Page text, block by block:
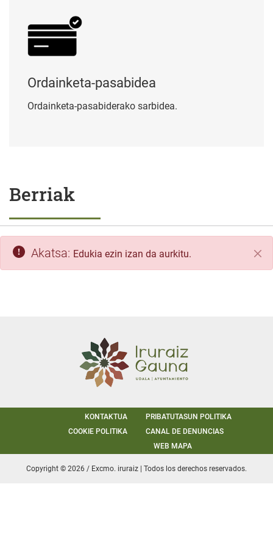
Ordainketa-pasabidea
Ordainketa-pasabiderako sarbidea.
Berriak
Itxi
Akatsa: Edukia ezin izan da aurkitu.
KONTAKTUA
PRIBATUTASUN POLITIKA
COOKIE POLITIKA
CANAL DE DENUNCIAS
WEB MAPA
Copyright © 2026 / Excmo. iruraiz | Todos los derechos reservados.